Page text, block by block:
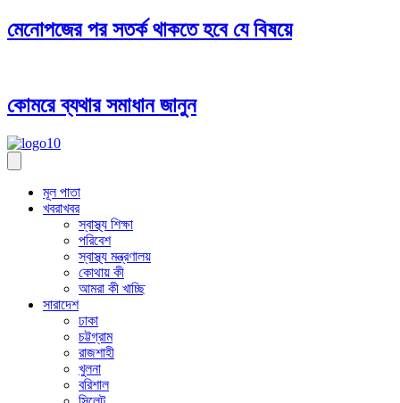
মেনোপজের পর সতর্ক থাকতে হবে যে বিষয়ে
কোমরে ব্যথার সমাধান জানুন
মূল পাতা
খবরাখবর
স্বাস্থ্য শিক্ষা
পরিবেশ
স্বাস্থ্য মন্ত্রণালয়
কোথায় কী
আমরা কী খাচ্ছি
সারাদেশ
ঢাকা
চট্টগ্রাম
রাজশাহী
খুলনা
বরিশাল